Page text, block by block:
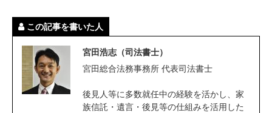
この記事を書いた人
宮田浩志（司法書士）
宮田総合法務事務所 代表司法書士
後見人等に多数就任中の経験を活かし、家
族信託・遺言・後見等の仕組みを活用した